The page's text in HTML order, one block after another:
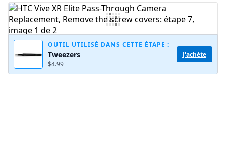
Ajouter un commentaire
Publier un commentaire
OUTIL UTILISÉ DANS CETTE ÉTAPE :
Tweezers
$4.99
J'achète